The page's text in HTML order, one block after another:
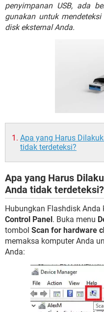
penyimpanan USB, ada
gunakan untuk
disk eksternal Anda.
Apa yang Harus
tidak terdeteksi?
Apa yang Harus
Anda tidak terdeteksi?
Hubungkan Flashdisk
Control Panel . Buka menu
tombol Scan for hardware
memaksa komputer Anda
Anda: